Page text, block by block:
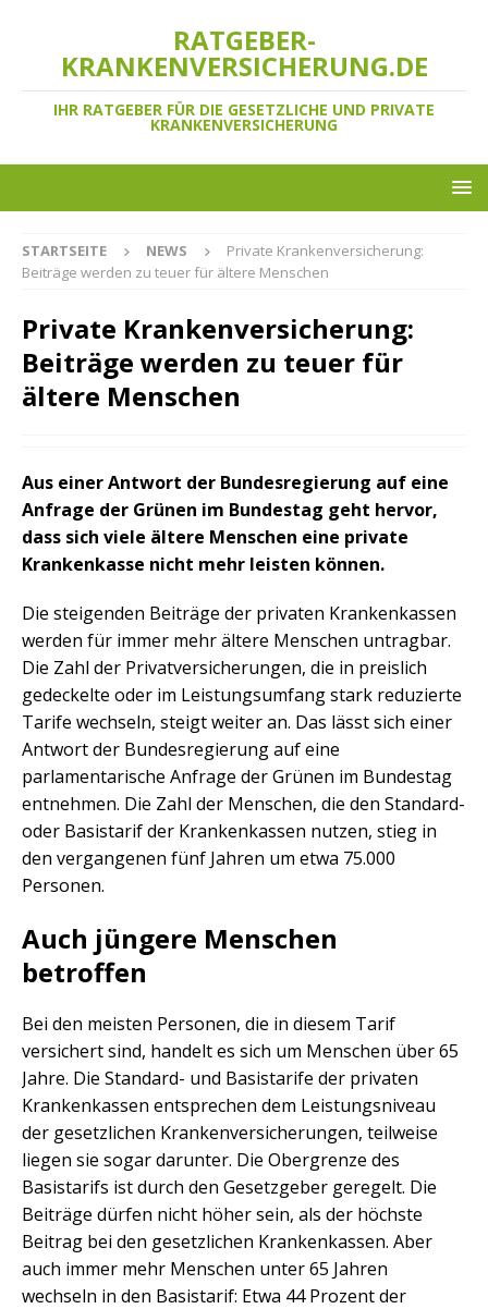
RATGEBER-
KRANKENVERSICHERUNG.DE
IHR RATGEBER FÜR DIE GESETZLICHE UND PRIVATE
KRANKENVERSICHERUNG
STARTSEITE NEWS
Private Krankenversicherung:
Beiträge werden zu teuer für ältere Menschen
Private Krankenversicherung:
Beiträge werden zu teuer für
ältere Menschen
Aus einer Antwort der Bundesregierung auf eine
Anfrage der Grünen im Bundestag geht hervor,
dass sich viele ältere Menschen eine private
Krankenkasse nicht mehr leisten können.
Die steigenden Beiträge der privaten Krankenkassen
werden für immer mehr ältere Menschen untragbar.
Die Zahl der Privatversicherungen, die in preislich
gedeckelte oder im Leistungsumfang stark reduzierte
Tarife wechseln, steigt weiter an. Das lässt sich einer
Antwort der Bundesregierung auf eine
parlamentarische Anfrage der Grünen im Bundestag
entnehmen. Die Zahl der Menschen, die den Standard-
oder Basistarif der Krankenkassen nutzen, stieg in
den vergangenen fünf Jahren um etwa 75.000
Personen.
Auch jüngere Menschen
betroffen
Bei den meisten Personen, die in diesem Tarif
versichert sind, handelt es sich um Menschen über 65
Jahre. Die Standard- und Basistarife der privaten
Krankenkassen entsprechen dem Leistungsniveau
der gesetzlichen Krankenversicherungen, teilweise
liegen sie sogar darunter. Die Obergrenze des
Basistarifs ist durch den Gesetzgeber geregelt. Die
Beiträge dürfen nicht höher sein, als der höchste
Beitrag bei den gesetzlichen Krankenkassen. Aber
auch immer mehr Menschen unter 65 Jahren
wechseln in den Basistarif: Etwa 44 Prozent der